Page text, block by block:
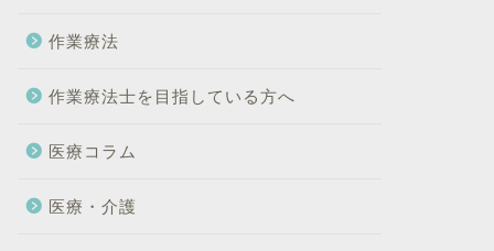
作業療法
作業療法士を目指している方へ
医療コラム
医療・介護